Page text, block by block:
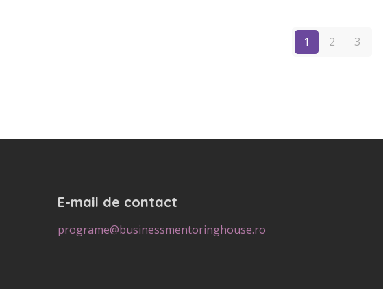
1 2 3
E-mail de contact
programe@businessmentoringhouse.ro